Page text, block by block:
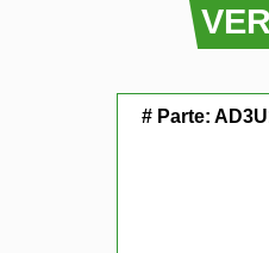
# Parte: